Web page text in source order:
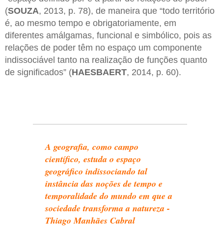
(SOUZA, 2013, p. 78), de maneira que “todo território
é, ao mesmo tempo e obrigatoriamente, em
diferentes amálgamas, funcional e simbólico, pois as
relações de poder têm no espaço um componente
indissociável tanto na realização de funções quanto
de significados” (HAESBAERT, 2014, p. 60).
A geografia, como campo
científico, estuda o espaço
geográfico indissociando tal
instância das noções de tempo e
temporalidade do mundo em que a
sociedade transforma a natureza -
Thiago Manhães Cabral